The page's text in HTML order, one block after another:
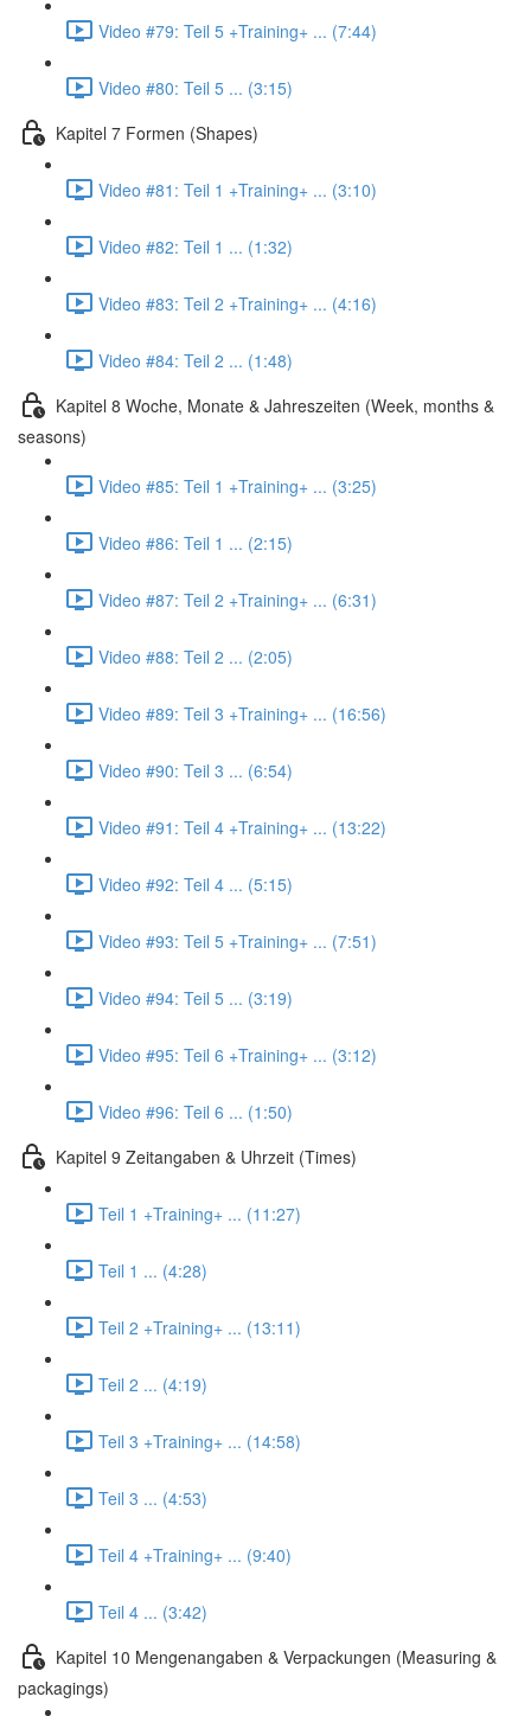
Video #79: Teil 5 +Training+ ... (7:44)
Video #80: Teil 5 ... (3:15)
Kapitel 7 Formen (Shapes)
Video #81: Teil 1 +Training+ ... (3:10)
Video #82: Teil 1 ... (1:32)
Video #83: Teil 2 +Training+ ... (4:16)
Video #84: Teil 2 ... (1:48)
Kapitel 8 Woche, Monate & Jahreszeiten (Week, months &
seasons)
Video #85: Teil 1 +Training+ ... (3:25)
Video #86: Teil 1 ... (2:15)
Video #87: Teil 2 +Training+ ... (6:31)
Video #88: Teil 2 ... (2:05)
Video #89: Teil 3 +Training+ ... (16:56)
Video #90: Teil 3 ... (6:54)
Video #91: Teil 4 +Training+ ... (13:22)
Video #92: Teil 4 ... (5:15)
Video #93: Teil 5 +Training+ ... (7:51)
Video #94: Teil 5 ... (3:19)
Video #95: Teil 6 +Training+ ... (3:12)
Video #96: Teil 6 ... (1:50)
Kapitel 9 Zeitangaben & Uhrzeit (Times)
Teil 1 +Training+ ... (11:27)
Teil 1 ... (4:28)
Teil 2 +Training+ ... (13:11)
Teil 2 ... (4:19)
Teil 3 +Training+ ... (14:58)
Teil 3 ... (4:53)
Teil 4 +Training+ ... (9:40)
Teil 4 ... (3:42)
Kapitel 10 Mengenangaben & Verpackungen (Measuring &
packagings)